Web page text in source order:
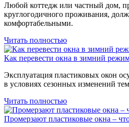
Любой коттедж или частный дом,
круглогодичного проживания,
комфортабельными.
Читать полностью
Как перевести окна в зимний
Эксплуатация пластиковых окон
в условиях сезонных изменений
Читать полностью
Промерзают пластиковые окна –